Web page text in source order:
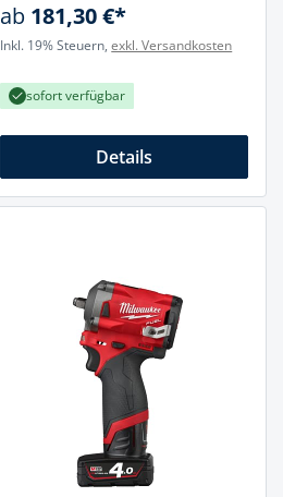
ab 181,30 €*
Inkl. 19% Steuern,exkl. Versandkosten
sofort verfügbar
Details